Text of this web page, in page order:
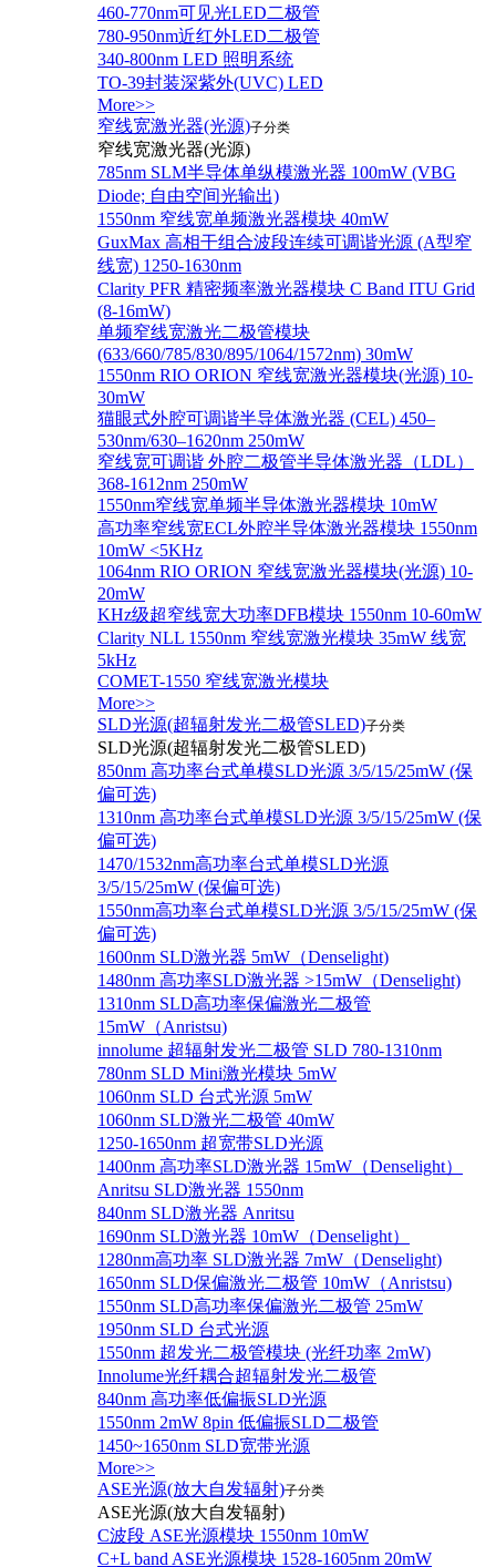
460-770nm可见光LED二极管
780-950nm近红外LED二极管
340-800nm LED 照明系统
TO-39封装深紫外(UVC) LED
More>>
窄线宽激光器(光源)子分类
窄线宽激光器(光源)
785nm SLM半导体单纵模激光器 100mW (VBG
Diode; 自由空间光输出)
1550nm 窄线宽单频激光器模块 40mW
GuxMax 高相干组合波段连续可调谐光源 (A型窄
线宽) 1250-1630nm
Clarity PFR 精密频率激光器模块 C Band ITU Grid
(8-16mW)
单频窄线宽激光二极管模块
(633/660/785/830/895/1064/1572nm) 30mW
1550nm RIO ORION 窄线宽激光器模块(光源) 10-
30mW
猫眼式外腔可调谐半导体激光器 (CEL) 450–
530nm/630–1620nm 250mW
窄线宽可调谐 外腔二极管半导体激光器（LDL）
368-1612nm 250mW
1550nm窄线宽单频半导体激光器模块 10mW
高功率窄线宽ECL外腔半导体激光器模块 1550nm
10mW <5KHz
1064nm RIO ORION 窄线宽激光器模块(光源) 10-
20mW
KHz级超窄线宽大功率DFB模块 1550nm 10-60mW
Clarity NLL 1550nm 窄线宽激光模块 35mW 线宽
5kHz
COMET-1550 窄线宽激光模块
More>>
SLD光源(超辐射发光二极管SLED)子分类
SLD光源(超辐射发光二极管SLED)
850nm 高功率台式单模SLD光源 3/5/15/25mW (保
偏可选)
1310nm 高功率台式单模SLD光源 3/5/15/25mW (保
偏可选)
1470/1532nm高功率台式单模SLD光源
3/5/15/25mW (保偏可选)
1550nm高功率台式单模SLD光源 3/5/15/25mW (保
偏可选)
1600nm SLD激光器 5mW（Denselight)
1480nm 高功率SLD激光器 >15mW（Denselight)
1310nm SLD高功率保偏激光二极管
15mW（Anristsu)
innolume 超辐射发光二极管 SLD 780-1310nm
780nm SLD Mini激光模块 5mW
1060nm SLD 台式光源 5mW
1060nm SLD激光二极管 40mW
1250-1650nm 超宽带SLD光源
1400nm 高功率SLD激光器 15mW（Denselight）
Anritsu SLD激光器 1550nm
840nm SLD激光器 Anritsu
1690nm SLD激光器 10mW（Denselight）
1280nm高功率 SLD激光器 7mW（Denselight)
1650nm SLD保偏激光二极管 10mW（Anristsu)
1550nm SLD高功率保偏激光二极管 25mW
1950nm SLD 台式光源
1550nm 超发光二极管模块 (光纤功率 2mW)
Innolume光纤耦合超辐射发光二极管
840nm 高功率低偏振SLD光源
1550nm 2mW 8pin 低偏振SLD二极管
1450~1650nm SLD宽带光源
More>>
ASE光源(放大自发辐射)子分类
ASE光源(放大自发辐射)
C波段 ASE光源模块 1550nm 10mW
C+L band ASE光源模块 1528-1605nm 20mW